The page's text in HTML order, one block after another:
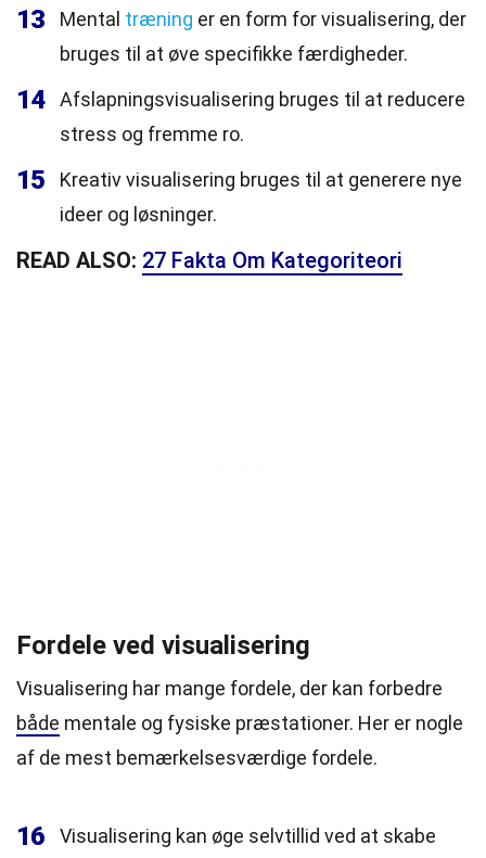
13 Mental træning er en form for visualisering, der
bruges til at øve specifikke færdigheder.
14
Afslapningsvisualisering bruges til at reducere
stress og fremme ro.
15
Kreativ visualisering bruges til at generere nye
ideer og løsninger.
READ ALSO: 27 Fakta Om Kategoriteori
Fordele ved visualisering
Visualisering har mange fordele, der kan forbedre
både mentale og fysiske præstationer. Her er nogle
af de mest bemærkelsesværdige fordele.
16
Visualisering kan øge selvtillid ved at skabe